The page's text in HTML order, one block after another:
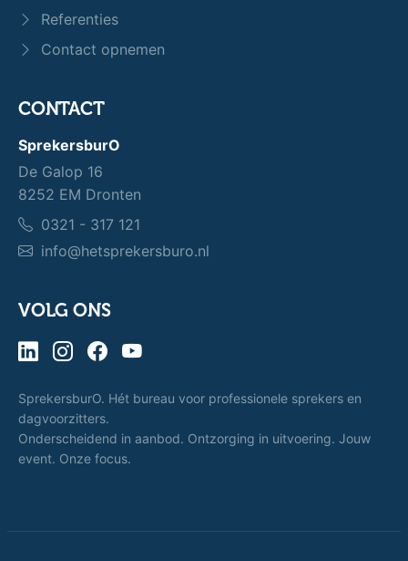
Referenties
Contact opnemen
CONTACT
SprekersburO
De Galop 16
8252 EM Dronten
0321 - 317 121
info@hetsprekersburo.nl
VOLG ONS
SprekersburO. Hét bureau voor professionele sprekers en
dagvoorzitters.
Onderscheidend in aanbod. Ontzorging in uitvoering. Jouw
event. Onze focus.